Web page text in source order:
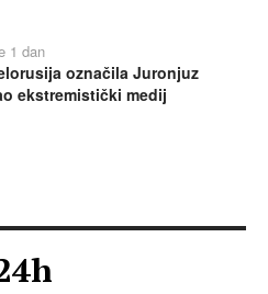
1 dan
označila Juronjuz
ekstremistički medij